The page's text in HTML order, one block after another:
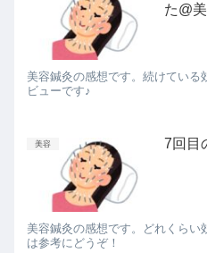
た@
美容鍼灸の感想です。続けている
ビューです♪
美容 7回目
美容鍼灸の感想です。どれくら
は参考にどうぞ！